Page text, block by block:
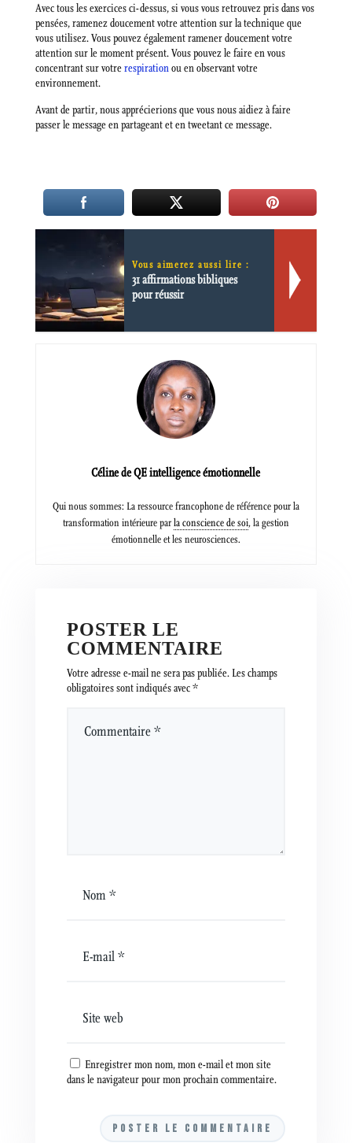
Avec tous les exercices ci-dessus, si vous vous retrouvez pris dans vos
pensées, ramenez doucement votre attention sur la technique que
vous utilisez. Vous pouvez également ramener doucement votre
attention sur le moment présent. Vous pouvez le faire en vous
concentrant sur votrerespirationou en observant votre
environnement.
Avant de partir, nous apprécierions que vous nous aidiez à faire
passer le message en partageant et en tweetant ce message.
Vous aimerez aussi lire :
31 affirmations bibliques
pour réussir
Céline de QE intelligence émotionnelle
Qui nous sommes: La ressource francophone de référence pour la
transformation intérieure parla conscience de soi, la gestion
émotionnelle et les neurosciences.
POSTER LE
COMMENTAIRE
Votre adresse e-mail ne sera pas publiée.Les champs
obligatoires sont indiqués avec*
Enregistrer mon nom, mon e-mail et mon site
dans le navigateur pour mon prochain commentaire.